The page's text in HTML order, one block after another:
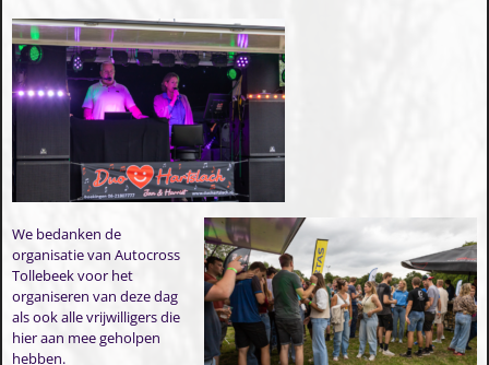
We bedanken de
organisatie van Autocross
Tollebeek voor het
organiseren van deze dag
als ook alle vrijwilligers die
hier aan mee geholpen
hebben.